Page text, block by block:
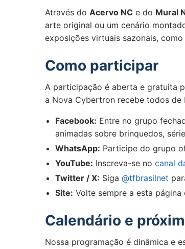
Através do Acervo NC e do Mural
arte original ou um cenário
exposições virtuais sazonais, como
Como participar
A participação é aberta e gratuita
a Nova Cybertron recebe todos
Facebook: Entre no grupo
animadas sobre brinquedos,
WhatsApp: Participe do grupo
YouTube: Inscreva-se no canal
Twitter / X: Siga @tfbrasilnet
Site: Volte sempre a esta página
Calendário e
Nossa programação é dinâmica e